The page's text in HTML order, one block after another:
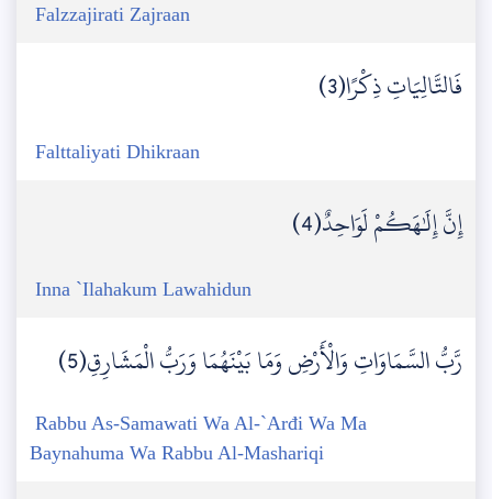
Falzzajirati Zajraan
فَالتَّالِيَاتِ ذِكْرًا(3)
Falttaliyati Dhikraan
إِنَّ إِلَٰهَكُمْ لَوَاحِدٌ(4)
Inna `Ilahakum Lawahidun
رَّبُّ السَّمَاوَاتِ وَالْأَرْضِ وَمَا بَيْنَهُمَا وَرَبُّ الْمَشَارِقِ(5)
Rabbu As-Samawati Wa Al-`Arđi Wa Ma
Baynahuma Wa Rabbu Al-Mashariqi